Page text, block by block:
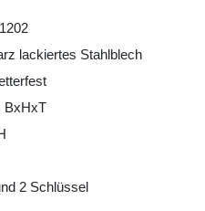
lackiertes Stahlblech
BxHxT
2 Schlüssel